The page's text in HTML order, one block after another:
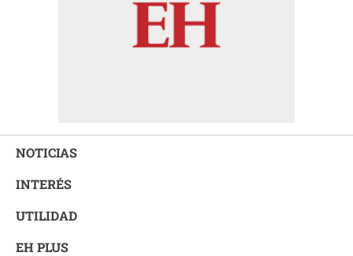
NOTICIAS
INTERÉS
UTILIDAD
EH PLUS